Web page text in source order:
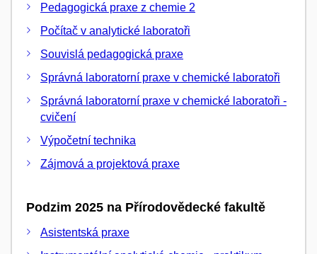
Pedagogická praxe z chemie 2
Počítač v analytické laboratoři
Souvislá pedagogická praxe
Správná laboratorní praxe v chemické laboratoři
Správná laboratorní praxe v chemické laboratoři -
cvičení
Výpočetní technika
Zájmová a projektová praxe
Podzim 2025 na Přírodovědecké fakultě
Asistentská praxe